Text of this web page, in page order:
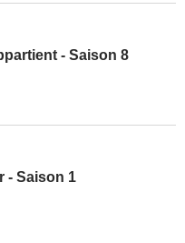
- Saison 8
- Saison 1